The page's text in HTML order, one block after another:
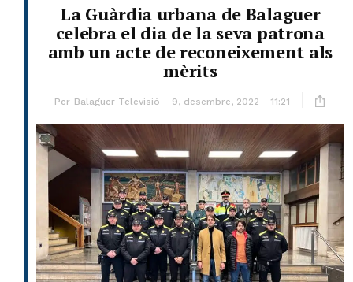
La Guàrdia urbana de Balaguer
celebra el dia de la seva patrona
amb un acte de reconeixement als
mèrits
Per Balaguer Televisió 9, desembre, 2022 - 11:21